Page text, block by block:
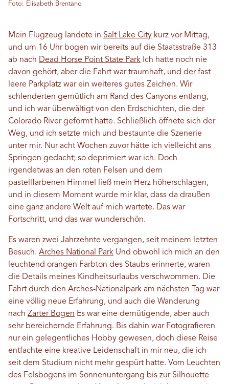
Foto: Elisabeth Brentano
Mein Flugzeug landete in Salt Lake City kurz vor Mittag,
und um 16 Uhr bogen wir bereits auf die Staatsstraße 313
ab nach Dead Horse Point State Park Ich hatte noch nie
davon gehört, aber die Fahrt war traumhaft, und der fast
leere Parkplatz war ein weiteres gutes Zeichen. Wir
schlenderten gemütlich am Rand des Canyons entlang,
und ich war überwältigt von den Erdschichten, die der
Colorado River geformt hatte. Schließlich öffnete sich der
Weg, und ich setzte mich und bestaunte die Szenerie
unter mir. Nur acht Wochen zuvor hätte ich vielleicht ans
Springen gedacht; so deprimiert war ich. Doch
irgendetwas an den roten Felsen und dem
pastellfarbenen Himmel ließ mein Herz höherschlagen,
und in diesem Moment wurde mir klar, dass da draußen
eine ganz andere Welt auf mich wartete. Das war
Fortschritt, und das war wunderschön.
Es waren zwei Jahrzehnte vergangen, seit meinem letzten
Besuch. Arches National Park Und obwohl ich mich an den
leuchtend orangen Farbton des Staubs erinnerte, waren
die Details meines Kindheitsurlaubs verschwommen. Die
Fahrt durch den Arches-Nationalpark am nächsten Tag war
eine völlig neue Erfahrung, und auch die Wanderung
nach Zarter Bogen Es war eine demütigende, aber auch
sehr bereichernde Erfahrung. Bis dahin war Fotografieren
nur ein gelegentliches Hobby gewesen, doch diese Reise
entfachte eine kreative Leidenschaft in mir neu, die ich
seit dem Studium nicht mehr gespürt hatte. Vom Leuchten
des Felsbogens im Sonnenuntergang bis zur Silhouette